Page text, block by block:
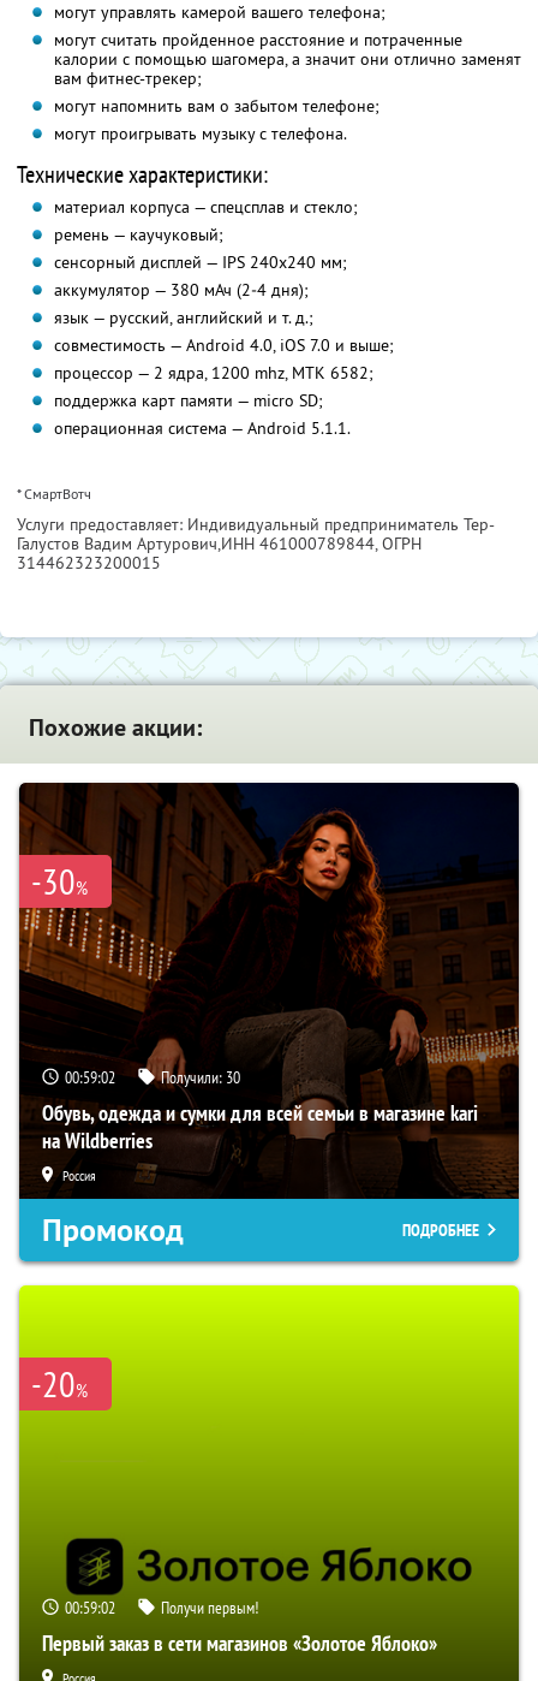
могут управлять камерой вашего телефона;
могут считать пройденное расстояние и потраченные
калории с помощью шагомера, а значит они отлично заменят
вам фитнес-трекер;
могут напомнить вам о забытом телефоне;
могут проигрывать музыку с телефона.
Технические характеристики:
материал корпуса — спецсплав и стекло;
ремень — каучуковый;
сенсорный дисплей — IPS 240х240 мм;
аккумулятор — 380 мАч (2‒4 дня);
язык — русский, английский и т. д.;
совместимость — Android 4.0, iOS 7.0 и выше;
процессор — 2 ядра, 1200 mhz, MTK 6582;
поддержка карт памяти — micro SD;
операционная система — Android 5.1.1.
* СмартВотч
Услуги предоставляет: Индивидуальный предприниматель Тер-
Галустов Вадим Артурович,ИНН 461000789844, ОГРН
314462323200015
Похожие акции:
-30%
00:59:01 Получили: 30
Обувь, одежда и сумки для всей семьи в магазине kari
на Wildberries
Россия
Промокод ПОДРОБНЕЕ
-20%
00:59:01 Получи первым!
Первый заказ в сети магазинов «Золотое Яблоко»